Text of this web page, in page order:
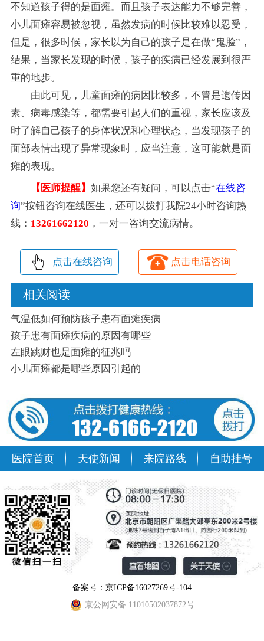
不知道孩子得的是面瘫。而且孩子表达能力不够完善，
小儿面瘫容易被忽视，虽然发病的时候比较难以忍受，
但是，很多时候，家长以为自己的孩子是在做“鬼脸”，
结果，当家长发现的时候，孩子的疾病已经发展到很严
重的地步。
由此可见，儿童面瘫的病因比较多，不管是遗传因
素、病毒感染等，都需要引起人们的重视，家长应该及
时了解自己孩子的身体状况和心理状态，当发现孩子的
面部表情出现了异常现象时，应当注意，这可能就是面
瘫的表现。
【医师提醒】 如果您还有疑问，可以点击“在线咨
询”按钮咨询在线医生，还可以拨打我院24小时咨询热
线： 13261662120 ，一对一咨询交流病情。
点击在线咨询 点击电话咨询
相关阅读
气温低如何预防孩子患有面瘫疾病
孩子患有面瘫疾病的原因有哪些
左眼跳财也是面瘫的征兆吗
小儿面瘫都是哪些原因引起的
医院首页 天使新闻 来院路线 自助挂号
备案号：京ICP备16027269号-104
京公网安备 11010502037872号